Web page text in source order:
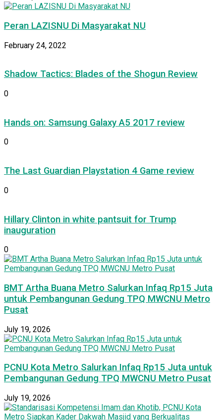
Peran LAZISNU Di Masyarakat NU
February 24, 2022
Shadow Tactics: Blades of the Shogun Review
0
Hands on: Samsung Galaxy A5 2017 review
0
The Last Guardian Playstation 4 Game review
0
Hillary Clinton in white pantsuit for Trump
inauguration
0
BMT Artha Buana Metro Salurkan Infaq Rp15 Juta
untuk Pembangunan Gedung TPQ MWCNU Metro
Pusat
July 19, 2026
PCNU Kota Metro Salurkan Infaq Rp15 Juta untuk
Pembangunan Gedung TPQ MWCNU Metro Pusat
July 19, 2026